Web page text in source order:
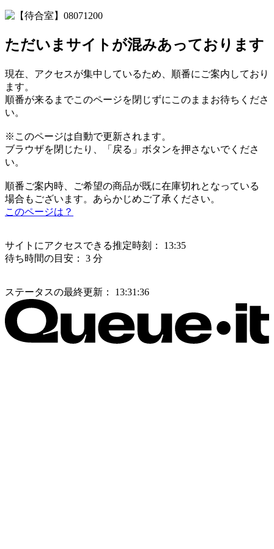
ただいまサイトが混みあっております
現在、アクセスが集中しているため、順番にご案内しており
ます。
順番が来るまでこのページを閉じずにこのままお待ちくださ
い。
※このページは自動で更新されます。
ブラウザを閉じたり、「戻る」ボタンを押さないでくださ
い。
順番ご案内時、ご希望の商品が既に在庫切れとなっている
場合もございます。あらかじめご了承ください。
このページは？
サイトにアクセスできる推定時刻：
13:35
待ち時間の目安：
3 分
ステータスの最終更新： 13:31:36